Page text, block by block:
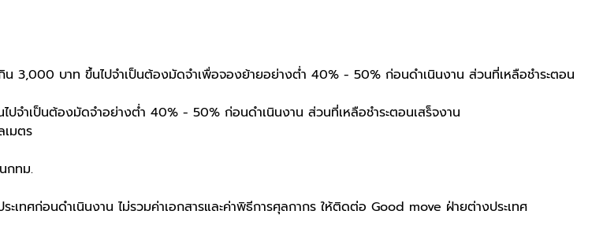
3,000 บาท ขึ้นไปจําเป็นต้องมัดจําเพื่อจองย้ายอย่างตํ่า 40% - 50% ก่อนดำเนินงาน ส่วนที่เหลือชําระตอน
เป็นต้องมัดจําอย่างต่ำ 40% - 50% ก่อนดำเนินงาน ส่วนที่เหลือชําระตอนเสร็จงาน
มตร
กทม.
เทศก่อนดำเนินงาน ไม่รวมค่าเอกสารและค่าพิธีการศุลกากร ให้ติดต่อ Good move ฝ่ายต่างประเทศ